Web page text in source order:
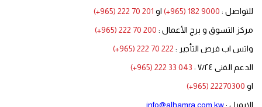
للتواصل : (+965) 182 9000 او (+965) 222 70 201
مركز التسوق و برج الأعمال : (+965) 222 70 200
واتس اب فرص التأجير : (+965) 222 70 222
الدعم الفنى ٧/٢٤ :
(+965) 222 33 043
او (+965) 22270300
الايميل :info@alhamra.com.kw